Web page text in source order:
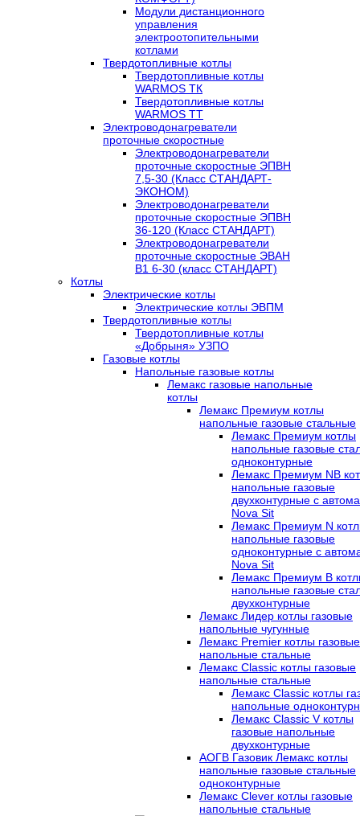
Модули дистанционного
управления
электроотопительными
котлами
Твердотопливные котлы
Твердотопливные котлы
WARMOS TК
Твердотопливные котлы
WARMOS TT
Электроводонагреватели
проточные скоростные
Электроводонагреватели
проточные скоростные ЭПВН
7,5-30 (Класс СТАНДАРТ-
ЭКОНОМ)
Электроводонагреватели
проточные скоростные ЭПВН
36-120 (Класс СТАНДАРТ)
Электроводонагреватели
проточные скоростные ЭВАН
В1 6-30 (класс СТАНДАРТ)
Котлы
Электрические котлы
Электрические котлы ЭВПМ
Твердотопливные котлы
Твердотопливные котлы
«Добрыня» УЗПО
Газовые котлы
Напольные газовые котлы
Лемакс газовые напольные
котлы
Лемакс Премиум котлы
напольные газовые стальные
Лемакс Премиум котлы
напольные газовые
одноконтурные
Лемакс Премиум NB
напольные газовые
двухконтурные c
Nova Sit
Лемакс Премиум N
напольные газовые
одноконтурные c
Nova Sit
Лемакс Премиум B
напольные газовые
двухконтурные
Лемакс Лидер котлы газовые
напольные чугунные
Лемакс Premier котлы газовые
напольные стальные
Лемакс Classic котлы газовые
напольные стальные
Лемакс Classic котлы
напольные
Лемакс Classic V котлы
газовые напольные
двухконтурные
АОГВ Газовик Лемакс котлы
напольные газовые стальные
одноконтурные
Лемакс Clever котлы газовые
напольные стальные